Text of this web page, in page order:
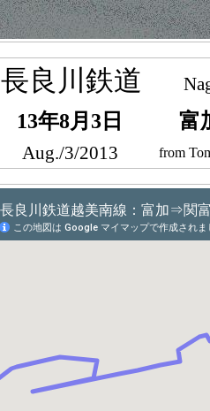
長良川鉄道
13年8月3日 富
Aug./3/2013 from